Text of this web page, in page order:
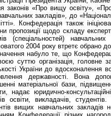
законів «Про вищу освіту»,
закладів», до
Конфедерація також
пропозиції щодо складу
(спеціальностей)
2004 року втретє обрано
набуло те, що
суттю організація, головне
України до вдосконалення
державності. Вона
матеріальної бази,
надає юридично-
освіти, викладачів,
вищих навчальних закладів